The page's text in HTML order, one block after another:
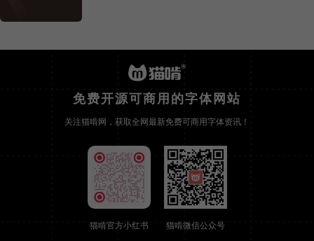
免费开源可商用的字体网站
关注猫啃网，获取全网最新免费可商用字体资讯！
猫啃官方小红书 猫啃微信公众号